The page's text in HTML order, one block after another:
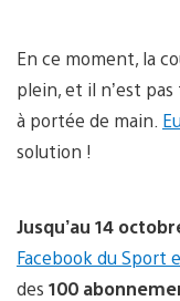
En ce moment, la
plein, et il n’est
à portée de main.
solution !
Jusqu’au 14
Facebook du Sport
des 100